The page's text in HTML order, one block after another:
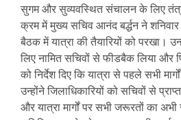
सुगम और सुव्यवस्थित संचालन के लिए
क्रम में मुख्य सचिव आनंद बर्द्धन ने
बैठक में यात्रा की तैयारियों को परखा।
लिए नामित सचिवों से फीडबैक लिया और
को निर्देश दिए कि यात्रा से पहले सभी
उन्होंने जिलाधिकारियों को सचिवों से
और यात्रा मार्गों पर सभी जरूरतों का